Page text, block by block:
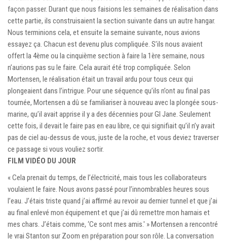
façon passer. Durant que nous faisions les semaines de réalisation dans
cette partie, ils construisaient la section suivante dans un autre hangar.
Nous terminions cela, et ensuite la semaine suivante, nous avions
essayez ça. Chacun est devenu plus compliquée. S’ils nous avaient
offert la 4ème ou la cinquième section à faire la 1ère semaine, nous
n’aurions pas su le faire. Cela aurait été trop compliquée. Selon
Mortensen, le réalisation était un travail ardu pour tous ceux qui
plongeaient dans l’intrigue. Pour une séquence qu’ils n’ont au final pas
tournée, Mortensen a dû se familiariser à nouveau avec la plongée sous-
marine, qu’il avait apprise il y a des décennies pour GI Jane. Seulement
cette fois, il devait le faire pas en eau libre, ce qui signifiait qu’il n’y avait
pas de ciel au-dessus de vous, juste de la roche, et vous deviez traverser
ce passage si vous vouliez sortir.
FILM VIDÉO DU JOUR
« Cela prenait du temps, de l’électricité, mais tous les collaborateurs
voulaient le faire. Nous avons passé pour l’innombrables heures sous
l’eau. J’étais triste quand j’ai affirmé au revoir au dernier tunnel et que j’ai
au final enlevé mon équipement et que j’ai dû remettre mon harnais et
mes chars. J’étais comme, ‘Ce sont mes amis.' » Mortensen a rencontré
le vrai Stanton sur Zoom en préparation pour son rôle. La conversation